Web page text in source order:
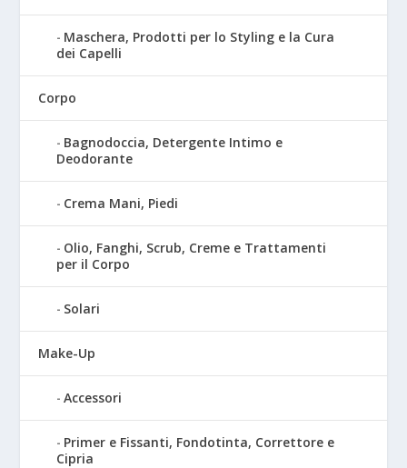
Maschera, Prodotti per lo Styling e la Cura
dei Capelli
Corpo
Bagnodoccia, Detergente Intimo e
Deodorante
Crema Mani, Piedi
Olio, Fanghi, Scrub, Creme e Trattamenti
per il Corpo
Solari
Make-Up
Accessori
Primer e Fissanti, Fondotinta, Correttore e
Cipria